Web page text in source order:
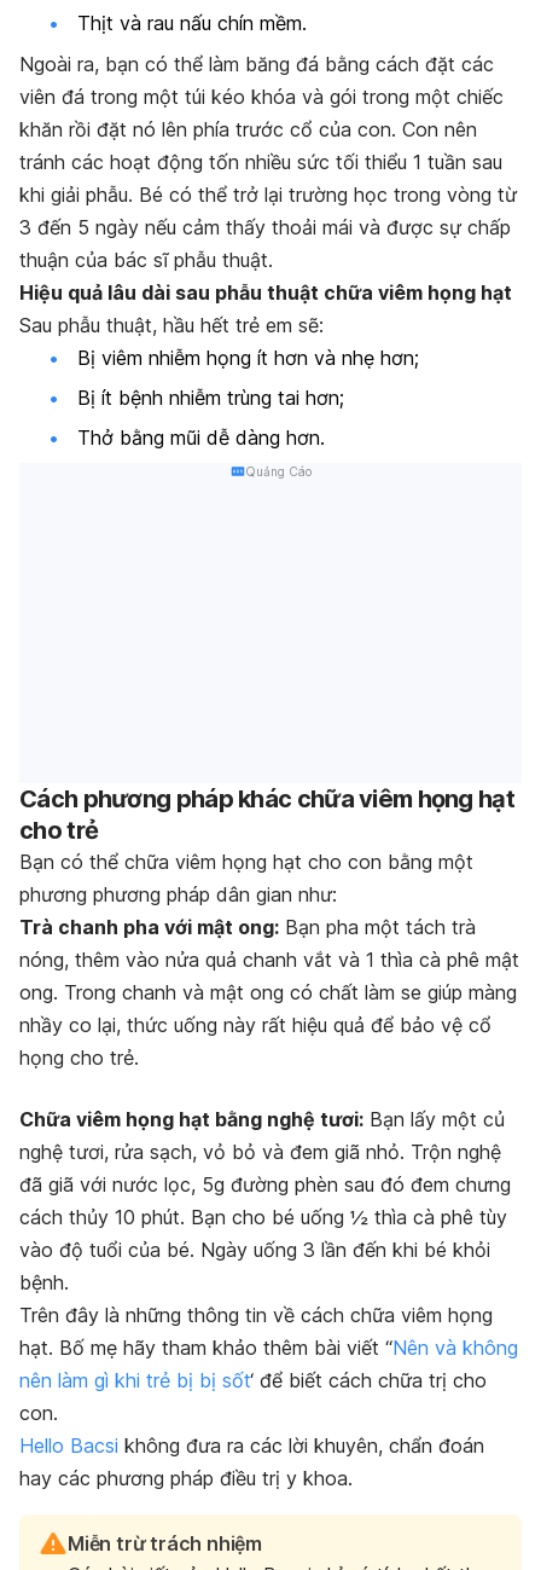
Thịt và rau nấu chín mềm.
Ngoài ra, bạn có thể làm băng đá bằng cách đặt các
viên đá trong một túi kéo khóa và gói trong một chiếc
khăn rồi đặt nó lên phía trước cổ của con. Con nên
tránh các hoạt động tốn nhiều sức tối thiểu 1 tuần sau
khi giải phẫu. Bé có thể trở lại trường học trong vòng từ
3 đến 5 ngày nếu cảm thấy thoải mái và được sự chấp
thuận của bác sĩ phẫu thuật.
Hiệu quả lâu dài sau phẫu thuật chữa viêm họng hạt
Sau phẫu thuật, hầu hết trẻ em sẽ:
Bị viêm nhiễm họng ít hơn và nhẹ hơn;
Bị ít bệnh nhiễm trùng tai hơn;
Thở bằng mũi dễ dàng hơn.
Quảng Cáo
Cách phương pháp khác chữa viêm họng hạt
cho trẻ
Bạn có thể chữa viêm họng hạt cho con bằng một
phương phương pháp dân gian như:
Trà chanh pha với mật ong: Bạn pha một tách trà
nóng, thêm vào nửa quả chanh vắt và 1 thìa cà phê mật
ong. Trong chanh và mật ong có chất làm se giúp màng
nhầy co lại, thức uống này rất hiệu quả để bảo vệ cổ
họng cho trẻ.
Chữa viêm họng hạt bằng nghệ tươi: Bạn lấy một củ
nghệ tươi, rửa sạch, vỏ bỏ và đem giã nhỏ. Trộn nghệ
đã giã với nước lọc, 5g đường phèn sau đó đem chưng
cách thủy 10 phút. Bạn cho bé uống ½ thìa cà phê tùy
vào độ tuổi của bé. Ngày uống 3 lần đến khi bé khỏi
bệnh.
Trên đây là những thông tin về cách chữa viêm họng
hạt. Bố mẹ hãy tham khảo thêm bài viết “Nên và không
nên làm gì khi trẻ bị bị sốt‘ để biết cách chữa trị cho
con.
Hello Bacsi không đưa ra các lời khuyên, chẩn đoán
hay các phương pháp điều trị y khoa.
Miễn trừ trách nhiệm